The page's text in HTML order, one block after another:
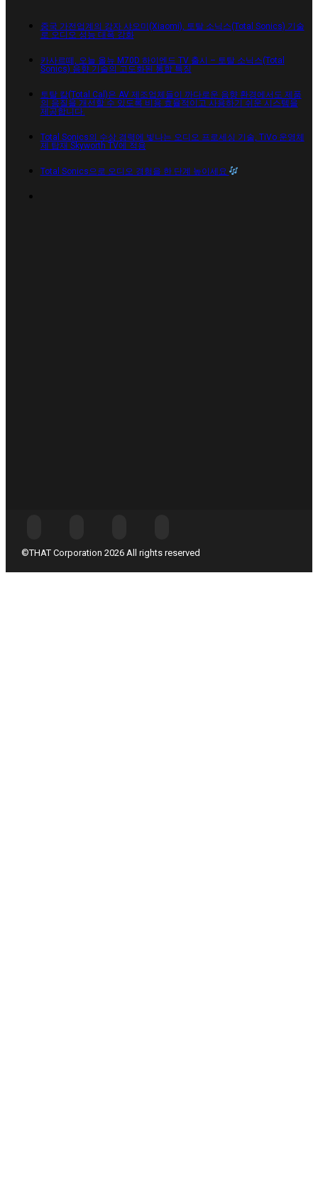
중국 가전업계의 강자 샤오미(Xiaomi), 토탈 소닉스(Total Sonics) 기술
로 오디오 성능 대폭 강화
카사르떼, 오늘 올뉴 M70D 하이엔드 TV 출시 – 토탈 소닉스(Total
Sonics) 음향 기술의 고도화된 통합 특징
토탈 칼(Total Cal)은 AV 제조업체들이 까다로운 음향 환경에서도 제품
의 음질을 개선할 수 있도록 비용 효율적이고 사용하기 쉬운 시스템을
제공합니다.
Total Sonics의 수상 경력에 빛나는 오디오 프로세싱 기술, TiVo 운영체
제 탑재 Skyworth TV에 적용
Total Sonics으로 오디오 경험을 한 단계 높이세요
©THAT Corporation 2026 All rights reserved